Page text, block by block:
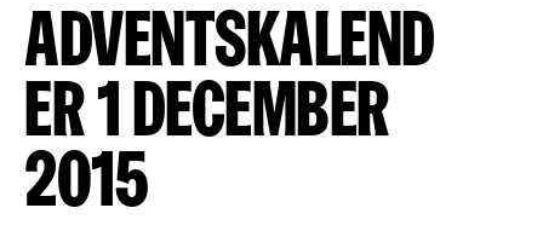
Adventskalend
er 1 december
2015